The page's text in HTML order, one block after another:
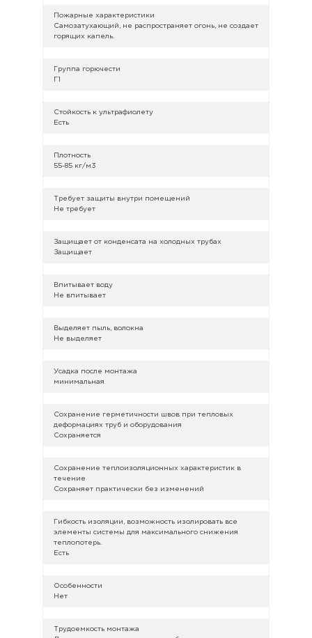
Пожарные характеристики
Cамозатухающий, не распространяет огонь, не создает
горящих капель.
Группа горючести
Стойкость к ультрафиолету
Есть
Плотность
55-85 кг/м3
Требует защиты внутри помещений
Не требует
Защищает от конденсата на холодных трубах
Защищает
Впитывает воду
Не впитывает
Выделяет пыль, волокна
Не выделяет
Усадка после монтажа
минимальная
Сохранение герметичности швов при тепловых
деформациях труб и оборудования
Сохраняется
Сохранение теплоизоляционных характеристик в
течение
Сохраняет практически без изменений
Гибкость изоляции, возможность изолировать все
элементы системы для максимального снижения
теплопотерь.
Есть
Особенности
Нет
Трудоемкость монтажа